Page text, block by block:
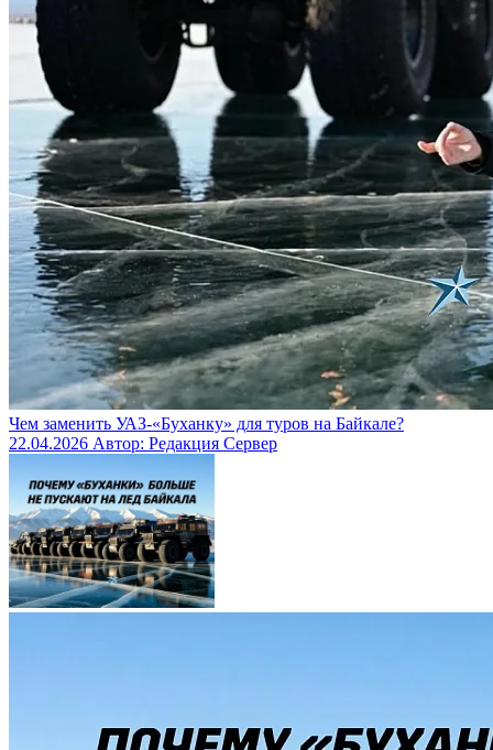
Чем заменить УАЗ‑«Буханку» для туров на Байкале?
22.04.2026 Автор: Редакция Сервер